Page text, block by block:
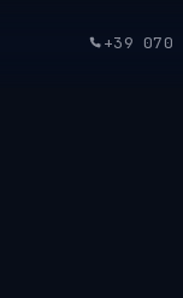
+39 070